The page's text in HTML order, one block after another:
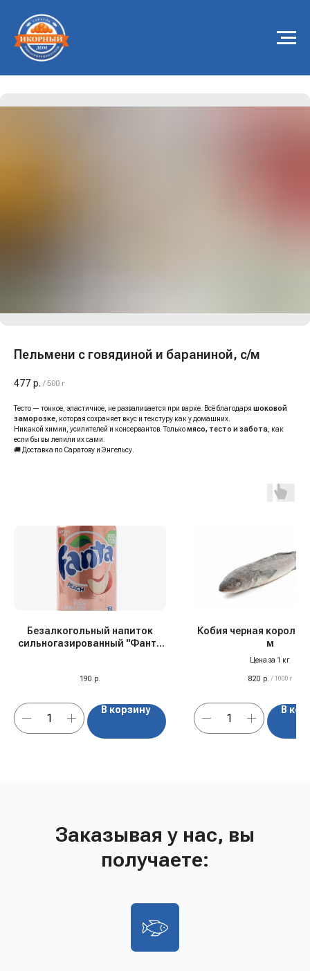
Пельмени с говядиной и бараниной, с/м
477 р. / 500 г
Тесто — тонкое, эластичное, не разваливается при варке. Всё благодаря шоковой
заморозке , которая сохраняет вкус и текстуру как у домашних.
Никакой химии, усилителей и консервантов. Толькомясо, тесто и забота , как
если бы вы лепили их сами.
🚚 Доставка по Саратову и Энгельсу.
Безалкогольный напиток
сильногазированный "Фанта
190 р.
В корзину
Кобия черная
м
Цена за 1 кг
820 р. / 1000 г
В
Заказывая у нас, вы
получаете: